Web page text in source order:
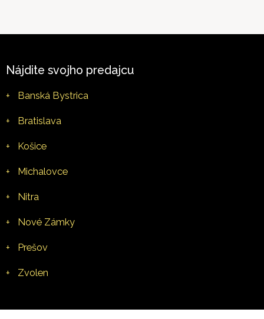
Nájdite svojho predajcu
+ Banská Bystrica
+ Bratislava
+ Košice
+ Michalovce
+ Nitra
+ Nové Zámky
+ Prešov
+ Zvolen